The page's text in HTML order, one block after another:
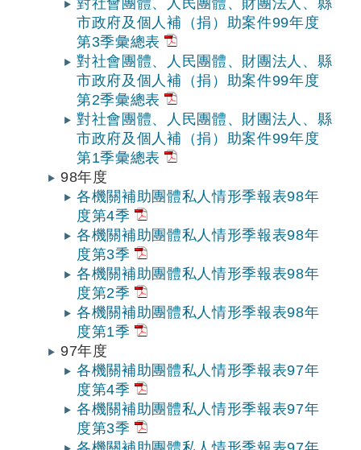
對社會團體、人民團體、財團法人、縣
市政府及個人補（捐）助案件99年度
第3季彙總表
對社會團體、人民團體、財團法人、縣
市政府及個人補（捐）助案件99年度
第2季彙總表
對社會團體、人民團體、財團法人、縣
市政府及個人補（捐）助案件99年度
第1季彙總表
98年度
各機關補助團體私人情形季報表98年
度第4季
各機關補助團體私人情形季報表98年
度第3季
各機關補助團體私人情形季報表98年
度第2季
各機關補助團體私人情形季報表98年
度第1季
97年度
各機關補助團體私人情形季報表97年
度第4季
各機關補助團體私人情形季報表97年
度第3季